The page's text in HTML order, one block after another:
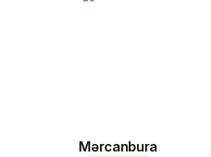
Mərcanbura